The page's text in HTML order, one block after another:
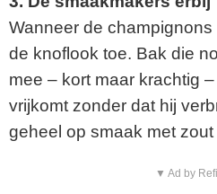
Wanneer de
de knoflook toe. Bak die
mee – kort maar krachtig
vrijkomt zonder dat hij
geheel op smaak met
▼ Ad by